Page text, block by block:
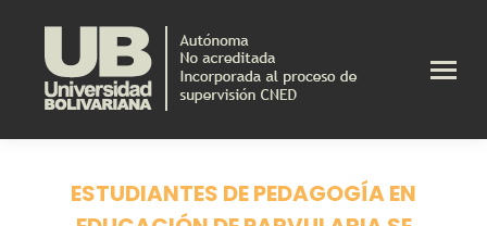
ESTUDIANTES DE PEDAGOGÍA EN